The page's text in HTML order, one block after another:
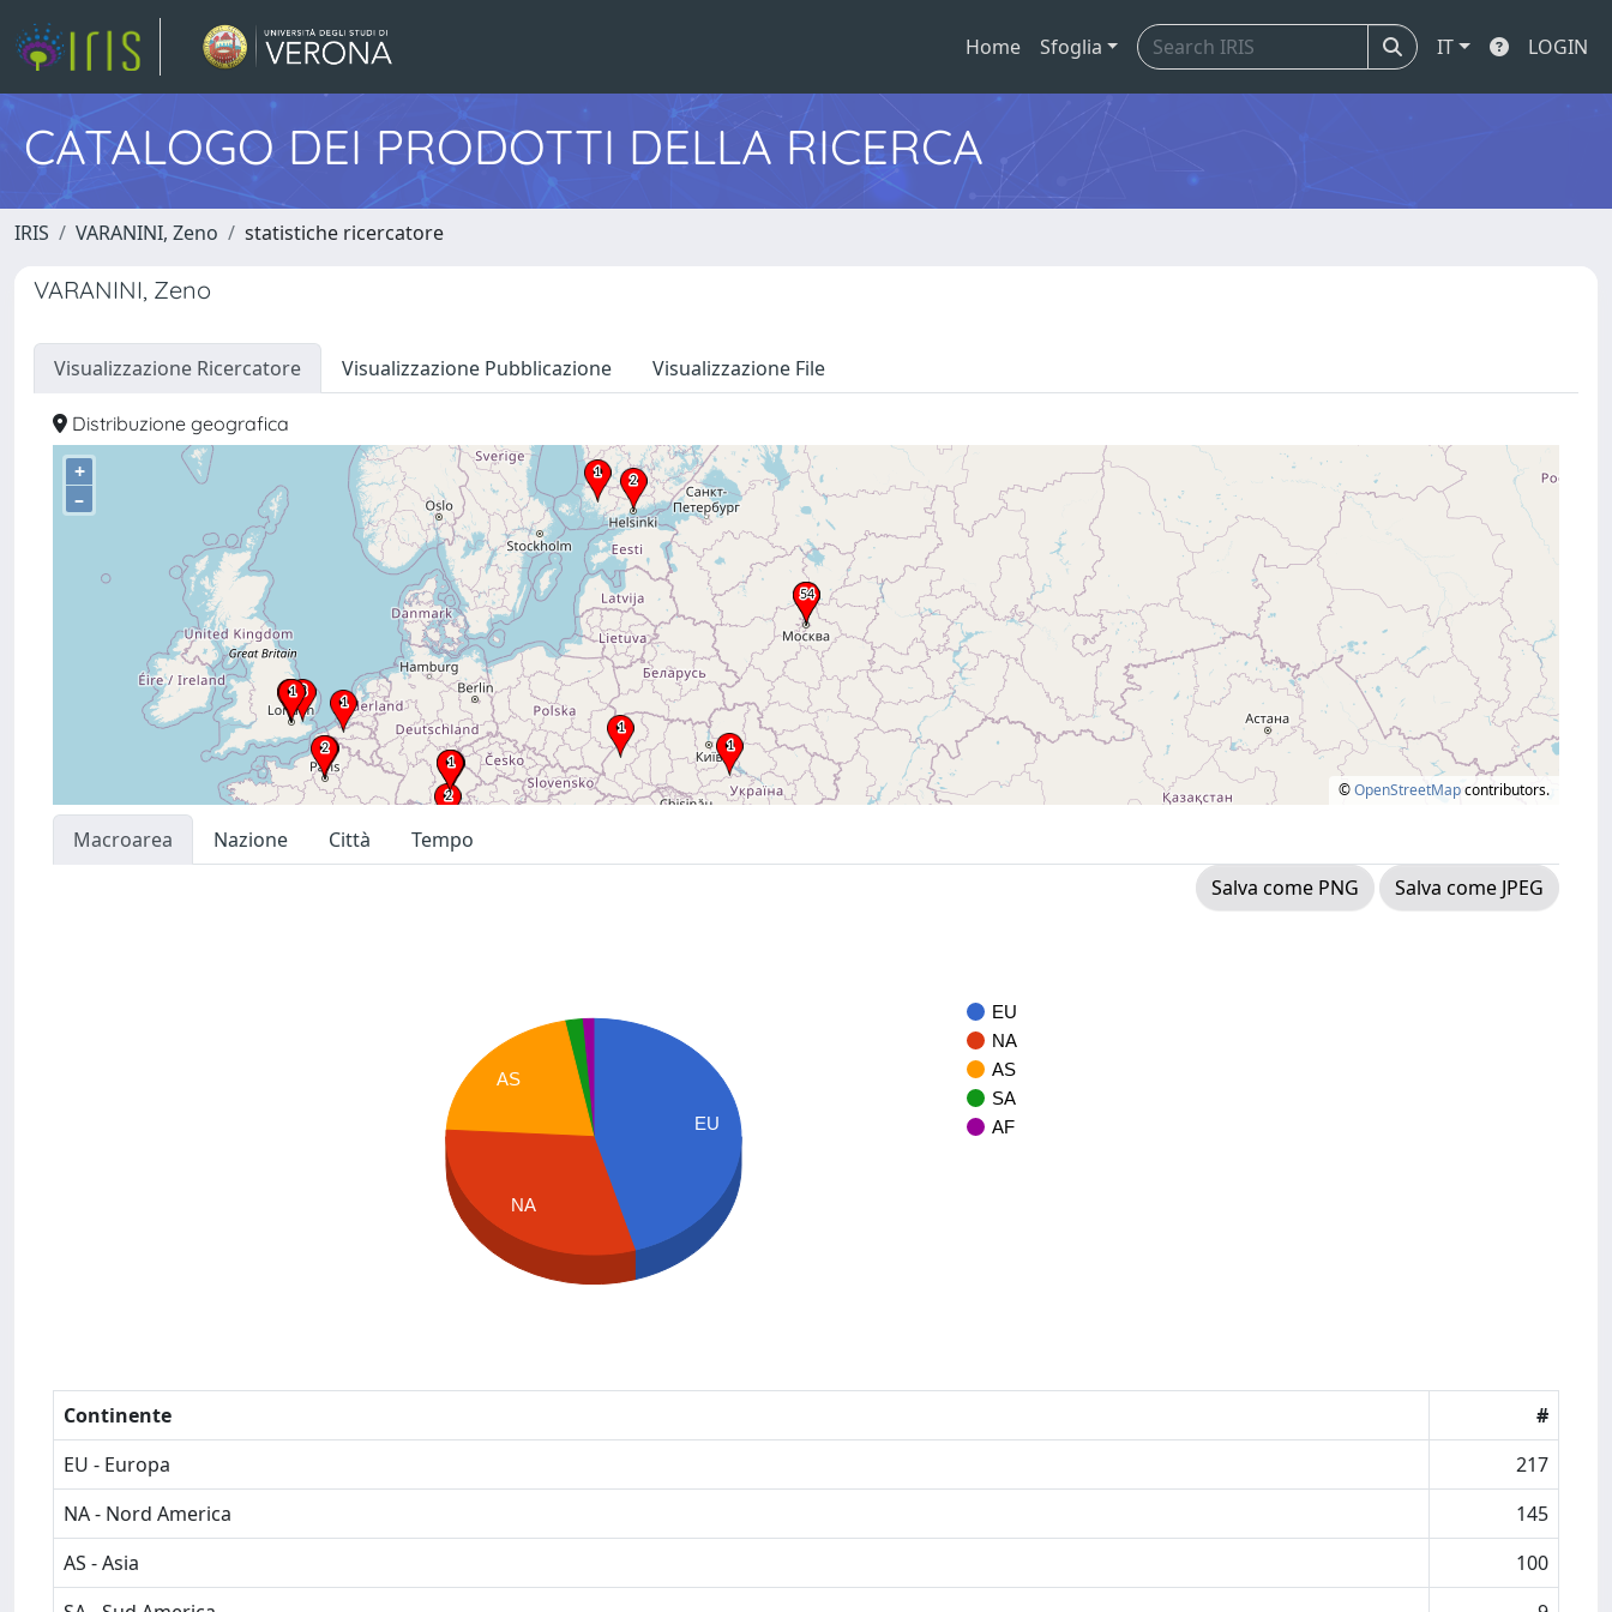
Home Sfoglia IT LOGIN
CATALOGO DEI PRODOTTI DELLA RICERCA
IRIS VARANINI, Zeno statistiche ricercatore
VARANINI, Zeno
Visualizzazione Ricercatore Visualizzazione Pubblicazione Visualizzazione File
Distribuzione geografica
+
–
©OpenStreetMapcontributors.
Macroarea Nazione Città
Tempo
Salva come PNG
Salva come JPEG
EU
NA
AS
SA
AF
EU
AS
NA
Continente
#
EU - Europa
217
NA - Nord America
145
AS - Asia
100